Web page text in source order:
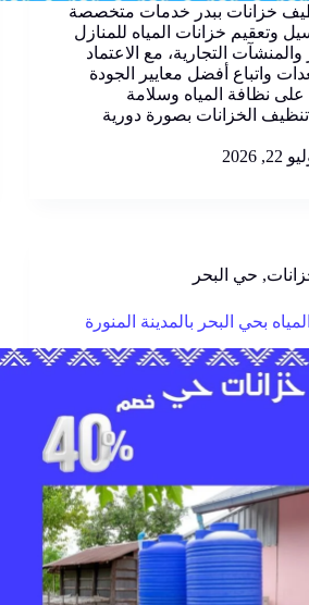
خزانات ببدر خدمات متخصصة
وتعقيم خزانات المياه للمنازل
والمنشآت التجارية، مع الاعتماد
واتباع أفضل معايير الجودة
نظافة المياه وسلامة
تنظيف الخزانات بصورة دورية
22, 2026
, حي البحر
بحي البحر بالمدينة المنورة